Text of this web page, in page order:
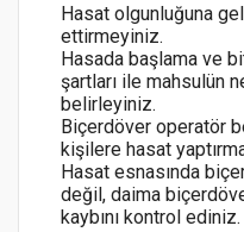
Hasat olgunluğuna
ettirmeyiniz.
Hasada başlama ve
şartları ile mahsulün
belirleyiniz.
Biçerdöver operatör
kişilere hasat
Hasat esnasında
değil, daima
kaybını kontrol ediniz.